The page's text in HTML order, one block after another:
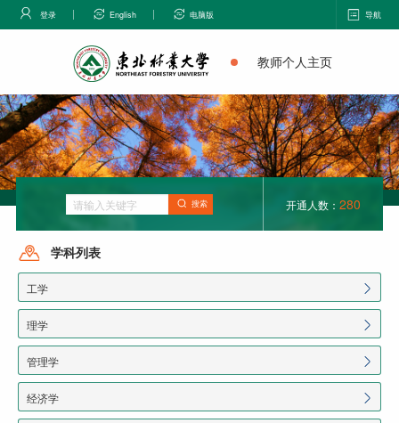
登录 English 电脑版 导航
教师个人主页
搜索 开通人数： 280
学科列表
工学
理学
管理学
经济学